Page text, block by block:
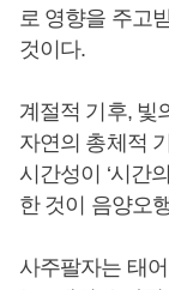
로 영향을 주고
것이다.
계절적 기후, 빛
자연의 총체적
시간성이 ‘시간
한 것이 음양오
사주팔자는 태